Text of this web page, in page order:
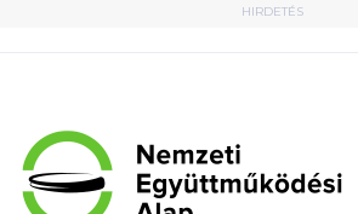
HIRDETÉS